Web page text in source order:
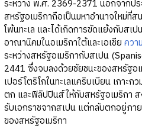
ระหว่าง พ.ศ. 2369-2371 นอกจากปร
สหรัฐอเมริกาถือเป็นมหาอำนาจใหม่ที่
โพ้นทะเล และได้เกิดการขัดแย้งกับสเ
อาณานิคมในอเมริกาใต้และเอเชีย ควา
ระหว่างสหรัฐอเมริกากับสเปน
2441 ซึ่งจบลงด้วยชัยชนะของสหรัฐอ
เปอร์โตริโกในทะเลแคริบเบียน เกาะ
ตก และฟิลิปปินส์ให้กับสหรัฐอเมริกา ส
รับเอกราชจากสเปน แต่กลับตกอยู่ภา
ของสหรัฐอเมริกา